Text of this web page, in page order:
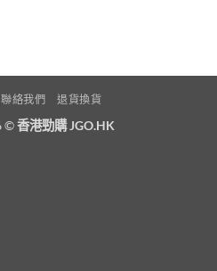
聯絡我們 退貨換貨
©香港勁購 JGO.HK